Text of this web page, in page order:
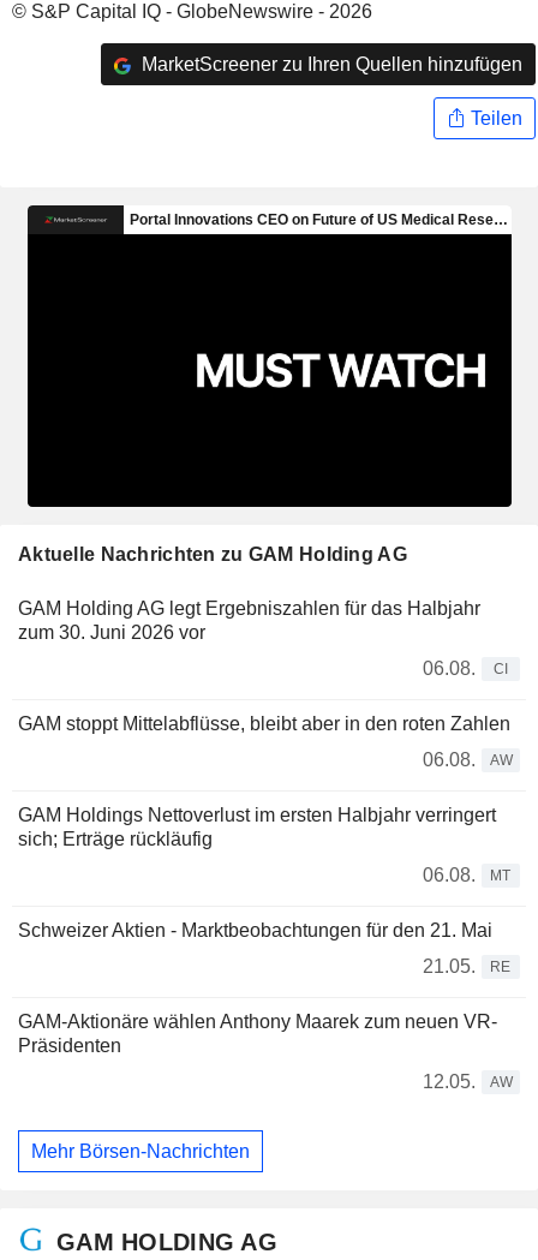
© S&P Capital IQ - GlobeNewswire - 2026
MarketScreener zu Ihren Quellen hinzufügen
Teilen
Aktuelle Nachrichten zu GAM Holding AG
GAM Holding AG legt Ergebniszahlen für das Halbjahr
zum 30. Juni 2026 vor
06.08.
CI
GAM stoppt Mittelabflüsse, bleibt aber in den roten Zahlen
06.08.
AW
GAM Holdings Nettoverlust im ersten Halbjahr verringert
sich; Erträge rückläufig
06.08.
MT
Schweizer Aktien - Marktbeobachtungen für den 21. Mai
21.05.
RE
GAM-Aktionäre wählen Anthony Maarek zum neuen VR-
Präsidenten
12.05.
AW
Mehr Börsen-Nachrichten
GAM HOLDING AG